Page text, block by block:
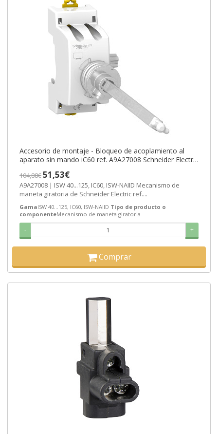
Accesorio de montaje - Bloqueo de acoplamiento al
aparato sin mando iC60 ref. A9A27008 Schneider Electric
104,88€51,53€
A9A27008 | ISW 40...125, IC60, ISW-NAIID Mecanismo de
maneta giratoria de Schneider Electric ref....
GamaISW 40...125, IC60, ISW-NAIID Tipo de producto o
componenteMecanismo de maneta giratoria
- +
Comprar